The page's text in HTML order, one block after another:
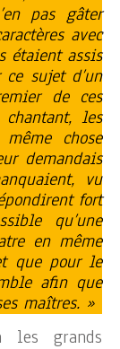
pas gâter
avec
étaient assis
sujet d’un
de ces
les
chose
demandais
vu
fort
qu’une
en même
que pour le
afin que
maîtres. »
les grands